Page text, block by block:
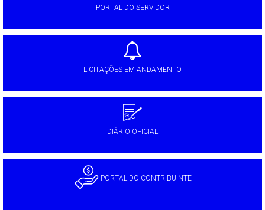
PORTAL DO SERVIDOR
LICITAÇÕES EM ANDAMENTO
DIÁRIO OFICIAL
PORTAL DO CONTRIBUINTE